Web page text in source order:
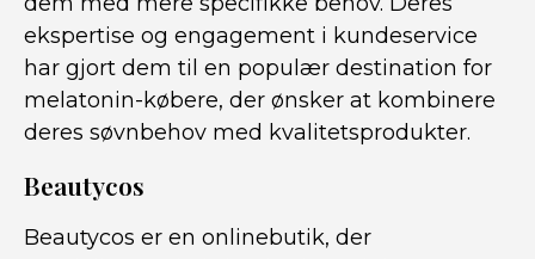
ekspertise og engagement i kundeservice
har gjort dem til en populær destination for
melatonin-købere, der ønsker at kombinere
deres søvnbehov med kvalitetsprodukter.
Beautycos
Beautycos er en onlinebutik, der